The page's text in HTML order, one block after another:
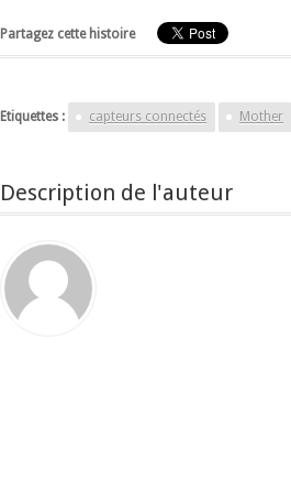
Partagez cette histoire
Etiquettes : capteurs connectés Mother
Description de l'auteur